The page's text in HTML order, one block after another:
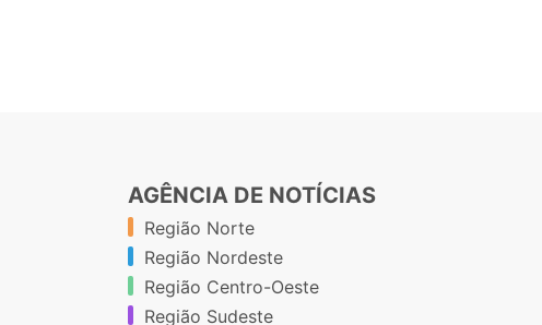
AGÊNCIA DE NOTÍCIAS
Região Norte
Região Nordeste
Região Centro-Oeste
Região Sudeste